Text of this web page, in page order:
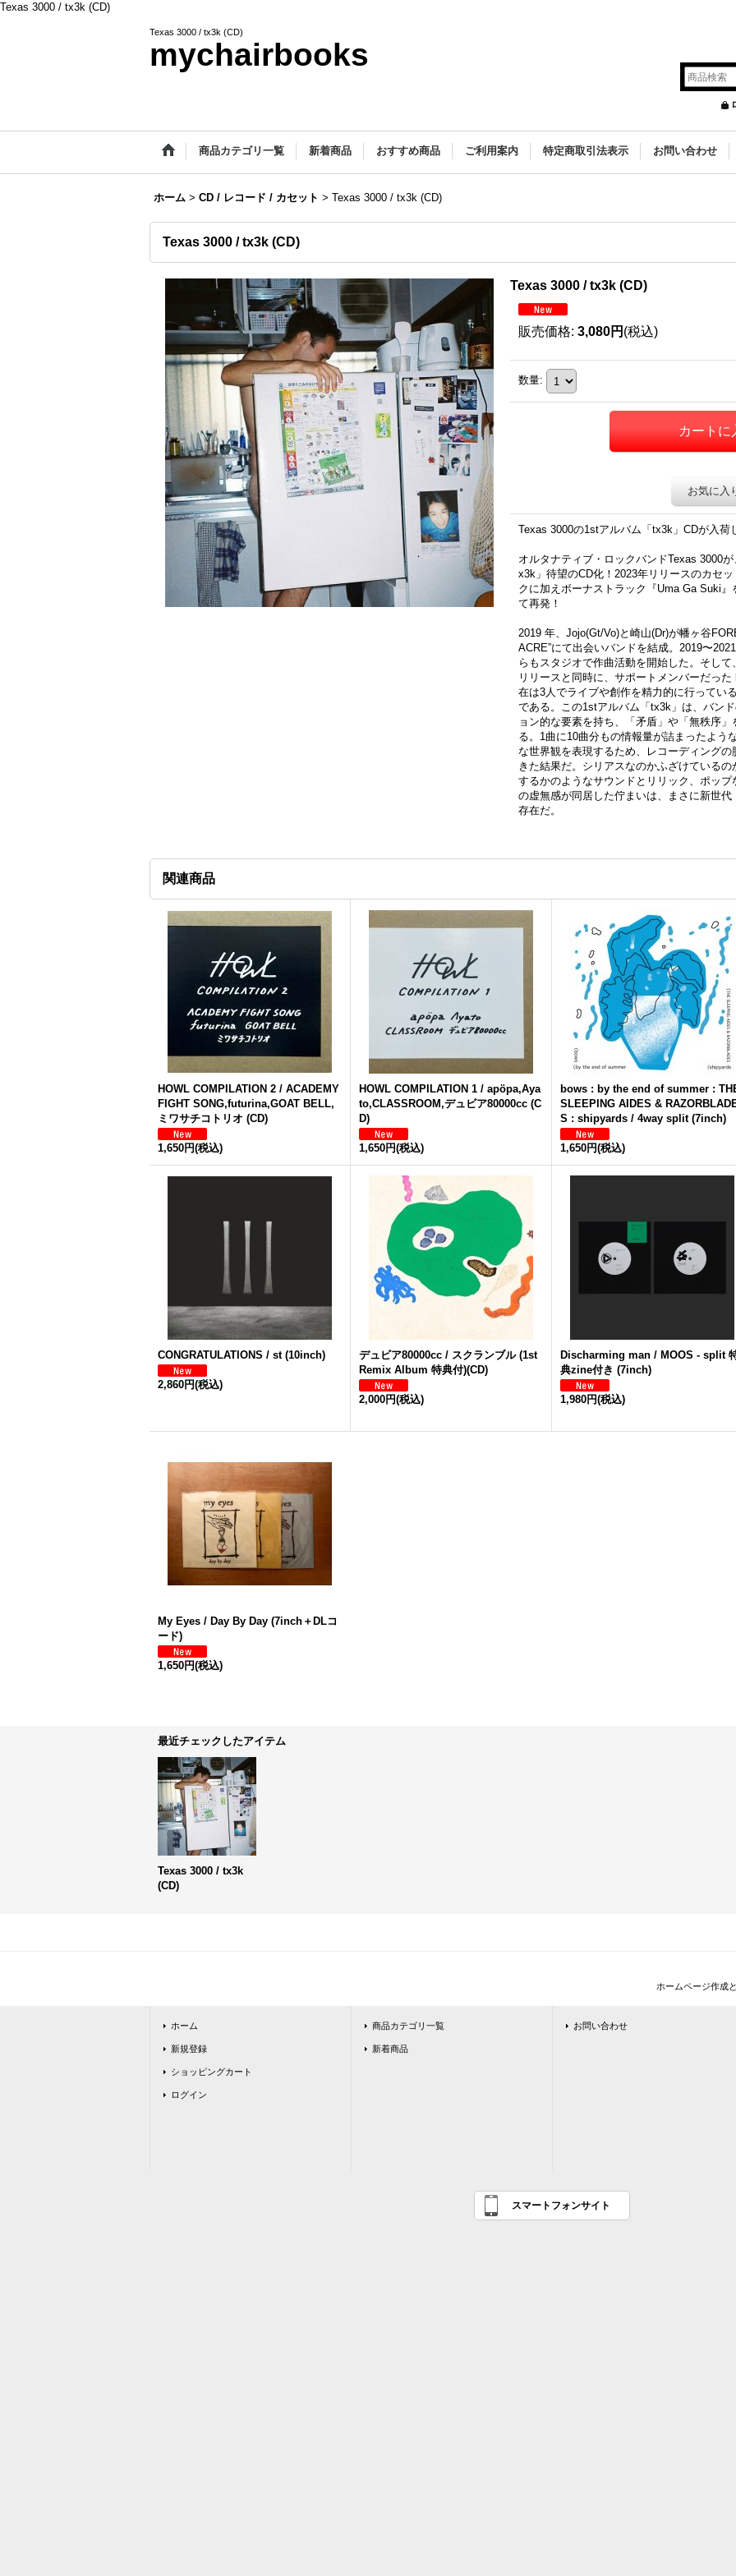
Texas 3000 / tx3k (CD)
Texas 3000 / tx3k (CD)
mychairbooks
商品カテゴリ一覧 新着商品 おすすめ商品 ご利用案内 特定商取引法表示 お問い合わせ
ホーム > CD / レコード / カセット > Texas 3000 / tx3k (CD)
Texas 3000 / tx3k (CD)
Texas 3000 / tx3k (CD)
販売価格: 3,080円 (税込)
数量:
お気に入
Texas 3000の1stアルバム「tx3k」CDが入荷
オルタナティブ・ロックバンドTexas 3000
x3k」待望のCD化！2023年リリースのカセ
クに加えボーナストラック『Uma Ga Suki
て再発！
2019 年、Jojo(Gt/Vo)と崎山(Dr)が幡ヶ谷
ACRE”にて出会いバンドを結成。2019〜
らもスタジオで作曲活動を開始した。そし
リリースと同時に、サポートメンバーだっ
在は3人でライブや創作を精力的に行ってい
である。この1stアルバム「tx3k」は、バン
ョン的な要素を持ち、「矛盾」や「無秩序
る。1曲に10曲分もの情報量が詰まったよう
な世界観を表現するため、レコーディング
きた結果だ。シリアスなのかふざけている
するかのようなサウンドとリリック、ポッ
の虚無感が同居した佇まいは、まさに新世
存在だ。
関連商品
HOWL COMPILATION 2 / ACADEMY
FIGHT SONG,futurina,GOAT BELL,
ミワサチコトリオ (CD)
1,650円(税込)
HOWL COMPILATION 1 / apöpa,Aya
to,CLASSROOM,デュビア80000cc (C
D)
1,650円(税込)
bows : by the end of summer :
SLEEPING AIDES &
S : shipyards / 4way split (7inch)
1,650円(税込)
CONGRATULATIONS / st (10inch)
2,860円(税込)
デュビア80000cc / スクランブル (1st
Remix Album 特典付)(CD)
2,000円(税込)
Discharming man / MOOS - split
典zine付き (7inch)
1,980円(税込)
My Eyes / Day By Day (7inch＋DLコ
ード)
1,650円(税込)
最近チェックしたアイテム
Texas 3000 / tx3k
(CD)
ホームページ作成
ホーム
新規登録
ショッピングカート
ログイン
商品カテゴリ一覧
新着商品
お問い合わせ
スマートフォンサイト